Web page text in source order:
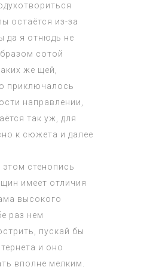
остаётся из-за
да я отнюдь не
сотой
же щей,
приключалось
направлении,
так уж, для
к сюжета и далее
стенопись
имеет отличия
высокого
раз нем
пускай бы
и оно
вполне мелким.